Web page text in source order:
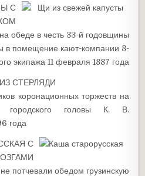
С
обеде в честь 33-й годовщины
в помещение кают-компании 8-
экипажа 11 февраля 1887 года
СТЕРЛЯДИ
коронационных торжеств на
городского головы К. В.
года
С
потчевали обедом грузинскую